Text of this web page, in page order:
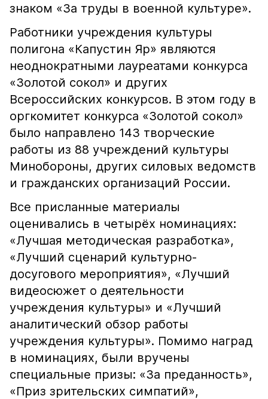
знаком «За труды в военной культуре».
Работники учреждения культуры
полигона «Капустин Яр» являются
неоднократными лауреатами конкурса
«Золотой сокол» и других
Всероссийских конкурсов. В этом году в
оргкомитет конкурса «Золотой сокол»
было направлено 143 творческие
работы из 88 учреждений культуры
Минобороны, других силовых ведомств
и гражданских организаций России.
Все присланные материалы
оценивались в четырёх номинациях:
«Лучшая методическая разработка»,
«Лучший сценарий культурно-
досугового мероприятия», «Лучший
видеосюжет о деятельности
учреждения культуры» и «Лучший
аналитический обзор работы
учреждения культуры». Помимо наград
в номинациях, были вручены
специальные призы: «За преданность»,
«Приз зрительских симпатий»,